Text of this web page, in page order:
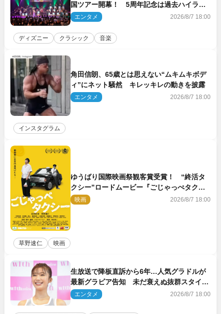
国ツアー開幕！ 5周年記念は過去ハイライ
ト＆クルーズ旅を大満喫！【潜入レポート】
エンタメ 2026/8/7 18:00
ディズニー クラシック 音楽
角田信朗、65歳とは思えない“ムキムキボデ
ィ”にネット騒然 キレッキレの動きを披露
エンタメ 2026/8/7 18:00
インスタグラム
ゆうばり国際映画祭観客賞受賞！ “終活タ
クシー”ロードムービー『ごじゃっぺタクシ
ー』10月公開＆予告解禁
映画 2026/8/7 18:00
草野速仁 映画
生放送で降板直訴から6年…人気グラドルが
最新グラビア告知 未だ衰えぬ抜群スタイル
に反響
エンタメ 2026/8/7 18:00